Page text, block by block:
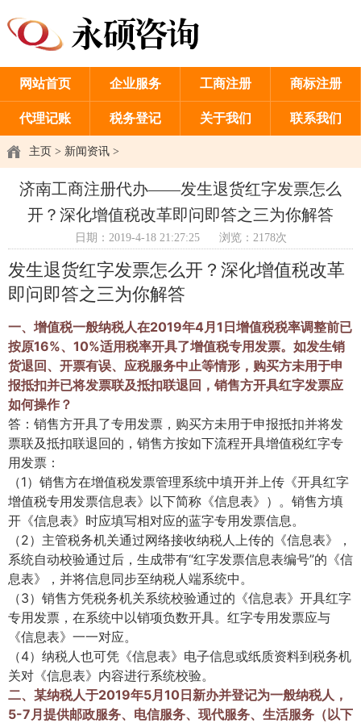
网站首页 企业服务 工商注册 商标注册
代理记账 税务登记 关于我们 联系我们
主页 > 新闻资讯 >
济南工商注册代办——发生退货红字发票怎么
开？深化增值税改革即问即答之三为你解答
日期：2019-4-18 21:27:25 浏览：2178次
发生退货红字发票怎么开？深化增值税改革
即问即答之三为你解答
一、增值税一般纳税人在2019年4月1日增值税税率调整前已
按原16%、10%适用税率开具了增值税专用发票。如发生销
货退回、开票有误、应税服务中止等情形，购买方未用于申
报抵扣并已将发票联及抵扣联退回，销售方开具红字发票应
如何操作？
答：销售方开具了专用发票，购买方未用于申报抵扣并将发
票联及抵扣联退回的，销售方按如下流程开具增值税红字专
用发票：
（1）销售方在增值税发票管理系统中填开并上传《开具红字
增值税专用发票信息表》以下简称《信息表》）。销售方填
开《信息表》时应填写相对应的蓝字专用发票信息。
（2）主管税务机关通过网络接收纳税人上传的《信息表》，
系统自动校验通过后，生成带有“红字发票信息表编号”的《信
息表》，并将信息同步至纳税人端系统中。
（3）销售方凭税务机关系统校验通过的《信息表》开具红字
专用发票，在系统中以销项负数开具。红字专用发票应与
《信息表》一一对应。
（4）纳税人也可凭《信息表》电子信息或纸质资料到税务机
关对《信息表》内容进行系统校验。
二、某纳税人于2019年5月10日新办并登记为一般纳税人，
5-7月提供邮政服务、电信服务、现代服务、生活服务（以下